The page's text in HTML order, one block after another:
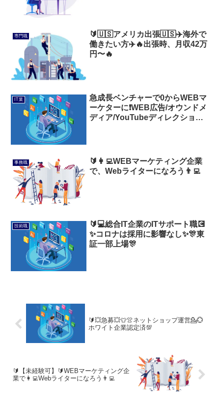
専門職
🔰🇺🇸アメリカ出張🇺🇸✈️海外で
働きたい方✈️🔥出張時、月収42万
円〜🔥
IT業
急成長ベンチャーで0からWEBマ
ーケターに❗WEB広告/オウンドメ
ディア/YouTubeディレクション
事務職
🔰👩‍💻WEBマーケティング企業
で、Webライターになろう👨‍💻
技術職
🔰💻総合IT企業のITサポート職💽
✨コロナは採用に影響なし✨🎊東
証一部上場🎊
🔰💥急募💥👕👚ネットショップ運営💁💮
ホワイト企業認定済💯
🔰【未経験可】🔰WEBマーケティング企
業で👩‍💻Webライターになろう👨‍💻